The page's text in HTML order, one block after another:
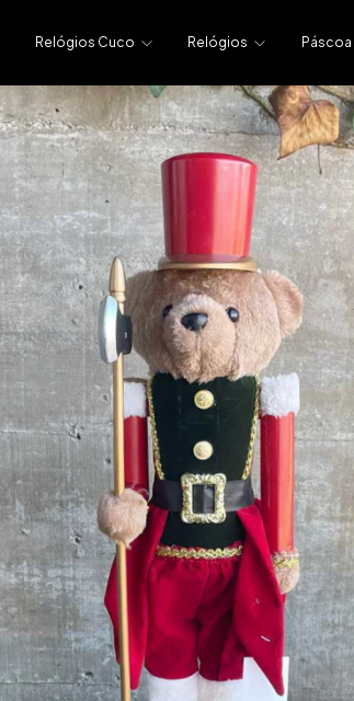
Relógios Cuco Relógios Páscoa